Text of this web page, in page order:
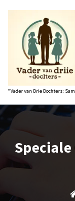
"Vader van Drie Dochters:
Speciale